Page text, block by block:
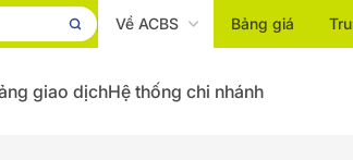
Về ACBS Bảng giá
giao dịchHệ thống chi nhánh